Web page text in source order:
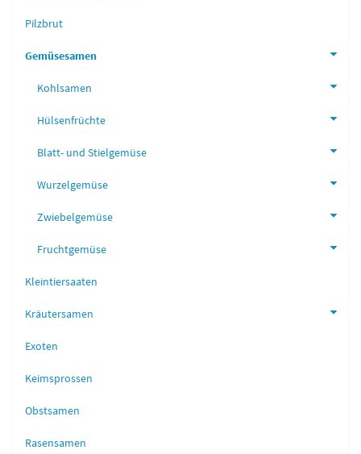
Pilzbrut
Gemüsesamen
Kohlsamen
Hülsenfrüchte
Blatt- und Stielgemüse
Wurzelgemüse
Zwiebelgemüse
Fruchtgemüse
Kleintiersaaten
Kräutersamen
Exoten
Keimsprossen
Obstsamen
Rasensamen